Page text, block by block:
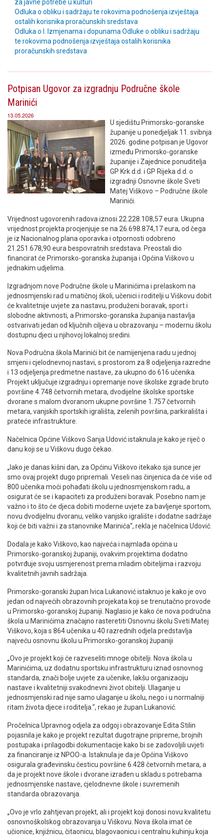
za javne potrebe u kulturi
Odluka o obliku i sadržaju te rokovima podnošenja izvještaja
ostalih korisnika proračunskih sredstava
Odluka o I. Izmjenama i dopunama Odluke o obliku i sadržaju
te rokovima podnošenja izvještaja ostalih korisnika
proračunskih sredstava
Potpisan Ugovor za izgradnju Područne škole
Marinići
13.05.2026
U sjedištu Primorsko-goranske
županije u ponedjeljak 11. svibnja
2026. godine potpisan je Ugovor
između Primorsko-goranske
županije i Zajednice ponuditelja
GP Krk d.d. i GP Rijeka d.d. o
izgradnji Osnovne škole Sveti
Matej Viškovo – Područne škole
Marinići.
Vrijednost ugovorenih radova iznosi 22.228.108,57 eura. Ukupna
vrijednost projekta procjenjuje se na 26.698.874,17 eura, od čega
je iz Nacionalnog plana oporavka i otpornosti odobreno
21.251.678,90 eura bespovratnih sredstava. Preostali dio
financirat će Primorsko-goranska županija i Općina Viškovo u
jednakim udjelima.
Izgradnjom nove Područne škole u Marinićima i prelaskom na
jednosmjenski rad u matičnoj školi, učenici i roditelji u Viškovu dobit
će kvalitetnije uvjete za nastavu, produženi boravak, sport i
slobodne aktivnosti, a Primorsko-goranska županija nastavlja
ostvarivati jedan od ključnih ciljeva u obrazovanju – modernu školu
dostupnu djeci u njihovoj lokalnoj sredini.
Nova Područna škola Marinići bit će namijenjena radu u jednoj
smjeni i cjelodnevnoj nastavi, s prostorom za 8 odjeljenja razredne
i 13 odjeljenja predmetne nastave, za ukupno do 616 učenika.
Projekt uključuje izgradnju i opremanje nove školske zgrade bruto
površine 4.748 četvornih metara, dvodijelne školske sportske
dvorane s malom dvoranom ukupne površine 1.757 četvornih
metara, vanjskih sportskih igrališta, zelenih površina, parkirališta i
prateće infrastrukture.
Načelnica Općine Viškovo Sanja Udović istaknula je kako je riječ o
danu koji se u Viškovu dugo čekao.
„Iako je danas kišni dan, za Općinu Viškovo itekako sja sunce jer
smo ovaj projekt dugo pripremali. Veseli nas činjenica da će više od
800 učenika moći pohađati školu u jednosmjenskom radu, a
osigurat će se i kapaciteti za produženi boravak. Posebno nam je
važno i to što će djeca dobiti moderne uvjete za bavljenje sportom,
novu dvodijelnu dvoranu, veliko vanjsko igralište i dodatne sadržaje
koji će biti važni i za stanovnike Marinića“, rekla je načelnica Udović.
Dodala je kako Viškovo, kao najveća i najmlađa općina u
Primorsko-goranskoj županiji, ovakvim projektima dodatno
potvrđuje svoju usmjerenost prema mladim obiteljima i razvoju
kvalitetnih javnih sadržaja.
Primorsko-goranski župan Ivica Lukanović istaknuo je kako je ovo
jedan od najvećih obrazovnih projekata koji se trenutačno provode
u Primorsko-goranskoj županiji. Naglasio je kako će nova područna
škola u Marinićima značajno rasteretiti Osnovnu školu Sveti Matej
Viškovo, koja s 864 učenika u 40 razrednih odjela predstavlja
najveću osnovnu školu u Primorsko-goranskoj županiji
„Ovo je projekt koji će razveseliti mnoge obitelji. Nova škola u
Marinićima, uz dodatnu sportsku infrastrukturu iznad osnovnog
standarda, znači bolje uvjete za učenike, lakšu organizaciju
nastave i kvalitetniji svakodnevni život obitelji. Ulaganje u
jednosmjenski rad nije samo ulaganje u školu, nego i u normalniji
ritam života djece i roditelja.“, rekao je župan Lukanović.
Pročelnica Upravnog odjela za odgoj i obrazovanje Edita Stilin
pojasnila je kako je projekt rezultat dugotrajne pripreme, brojnih
postupaka i prilagodbi dokumentacije kako bi se zadovoljili uvjeti
za financiranje iz NPOO-a. Istaknula je da je Općina Viškovo
osigurala građevinsku česticu površine 6.428 četvornih metara, a
da je projekt nove škole i dvorane izrađen u skladu s potrebama
jednosmjenske nastave, cjelodnevne škole i suvremenih
standarda obrazovanja.
„Ovo je vrlo zahtjevan projekt, ali i projekt koji donosi novu kvalitetu
osnovnoškolskog obrazovanja u Viškovu. Nova škola imat će
učionice, knjižnicu, čitaonicu, blagovaonicu i centralnu kuhinju koja